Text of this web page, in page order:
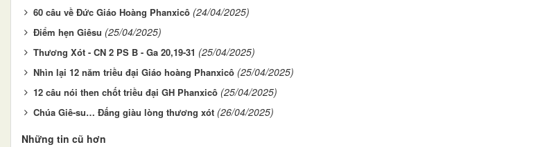
60 câu về Ðức Giáo Hoàng Phanxicô (24/04/2025)
Điểm hẹn Giêsu (25/04/2025)
Thương Xót - CN 2 PS B - Ga 20,19-31 (25/04/2025)
Nhìn lại 12 năm triều đại Giáo hoàng Phanxicô (25/04/2025)
12 câu nói then chốt triều đại GH Phanxicô (25/04/2025)
Chúa Giê-su… Đấng giàu lòng thương xót (26/04/2025)
Những tin cũ hơn